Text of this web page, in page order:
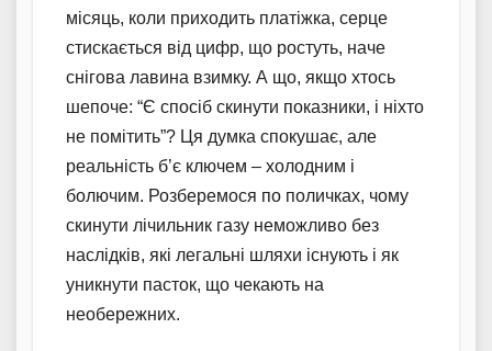
місяць, коли приходить платіжка, серце
стискається від цифр, що ростуть, наче
снігова лавина взимку. А що, якщо хтось
шепоче: “Є спосіб скинути показники, і ніхто
не помітить”? Ця думка спокушає, але
реальність б’є ключем – холодним і
болючим. Розберемося по поличках, чому
скинути лічильник газу неможливо без
наслідків, які легальні шляхи існують і як
уникнути пасток, що чекають на
необережних.